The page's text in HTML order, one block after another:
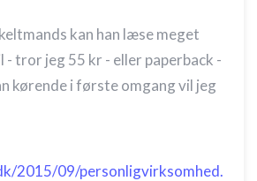
kan han læse meget
- tror jeg 55 kr - eller paperback -
kørende i første omgang vil jeg
2015/09/personligvirksomhed.